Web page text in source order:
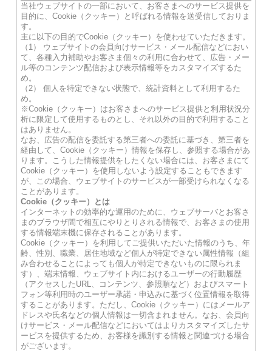
当社ウェブサイトの一部において、お客さまへのサービス提供を
目的に、Cookie（クッキー）と呼ばれる情報を送受信しておりま
す。
主に以下の目的でCookie（クッキー）を使わせていただきます。
（1） ウェブサイトの会員向けサービス・メール配信などにおい
て、各種入力補助やお客さま個々の利用に合わせて、広告・メー
ル等のコンテンツ配信および表示情報等をカスタマイズするた
め。
（2） 個人を特定できない状態で、統計資料として利用するた
め。
※Cookie（クッキー）はお客さまへのサービス提供と利用状況分
析に限定して使用するものとし、それ以外の目的で利用すること
はありません。
なお、広告の配信を委託する第三者への委託に基づき、第三者を
経由して、Cookie（クッキー）情報を保存し、参照する場合があ
ります。こうした情報提供をしたくない場合には、お客さまにて
Cookie（クッキー）を使用しないよう設定することもできます
が、この場合、ウェブサイトのサービスが一部受けられなくなる
ことがあります。
Cookie（クッキー）とは
インターネットの効率的な運用のために、ウェブサーバとお客さ
まのブラウザ間で相互にやりとりされる情報で、お客さまの使用
する情報端末機に保存されることがあります。
Cookie（クッキー）を利用してご提供いただいた情報のうち、年
齢、性別、職業、居住地域など個人が特定できない属性情報（組
み合わせることによっても個人が特定できないものに限られま
す）、端末情報、ウェブサイト内におけるユーザーの行動履歴
（アクセスしたURL、コンテンツ、参照順など）およびスマート
フォン等利用時のユーザー承諾・申込みに基づく位置情報を取得
することがあります。ただし、Cookie（クッキー）にはメールア
ドレスや氏名などの個人情報は一切含まれません。なお、会員向
けサービス・メール配信などにおいてはよりカスタマイズしたサ
ービスを提供するため、お客様を識別する情報と関連づける場合
がございます。